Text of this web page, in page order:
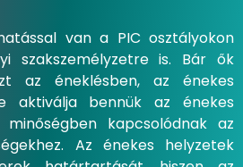
van a PIC osztályokon
szakszemélyzetre is. Bár ők
az éneklésben, az énekes
aktiválja bennük az énekes
kapcsolódnak az
Az énekes helyzetek